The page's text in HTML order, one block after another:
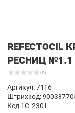
РЕСНИЦ №1.1
( 0 )
Артикул: 7116
Штрихкод:
Код 1С: 2301